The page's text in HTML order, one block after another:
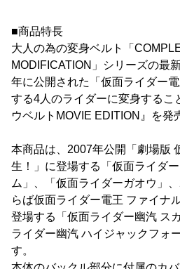
■商品特長
大人の為の変身ベルト「
MODIFICATION」シリーズの最
年に公開された「仮面ライダー
する4人のライダーに変身するこ
ウベルトMOVIE EDITION』を発
本商品は、2007年公開「劇場版
生！」に登場する「仮面ライダ
ム」、「仮面ライダーガオウ」
らば仮面ライダー電王 ファイナ
登場する「仮面ライダー幽汽 ス
ライダー幽汽 ハイジャックフォ
す。